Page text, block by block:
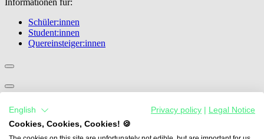
Informationen für:
Schüler:innen
Student:innen
Quereinsteiger:innen
Medienprofis im Klassenzimmer
Future Skills Förderung
Veranstaltungen
English Privacy policy
Legal Notice
Cookies, Cookies, Cookies! 🍪